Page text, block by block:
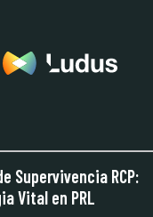
Supervivencia RCP:
Vital en PRL